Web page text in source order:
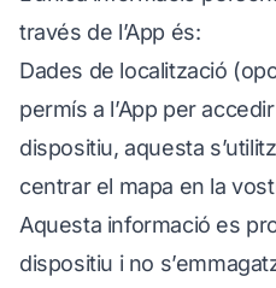
través de l’App és:
Dades de localització
permís a l’App per
dispositiu, aquesta
centrar el mapa en la
Aquesta informació es
dispositiu i no